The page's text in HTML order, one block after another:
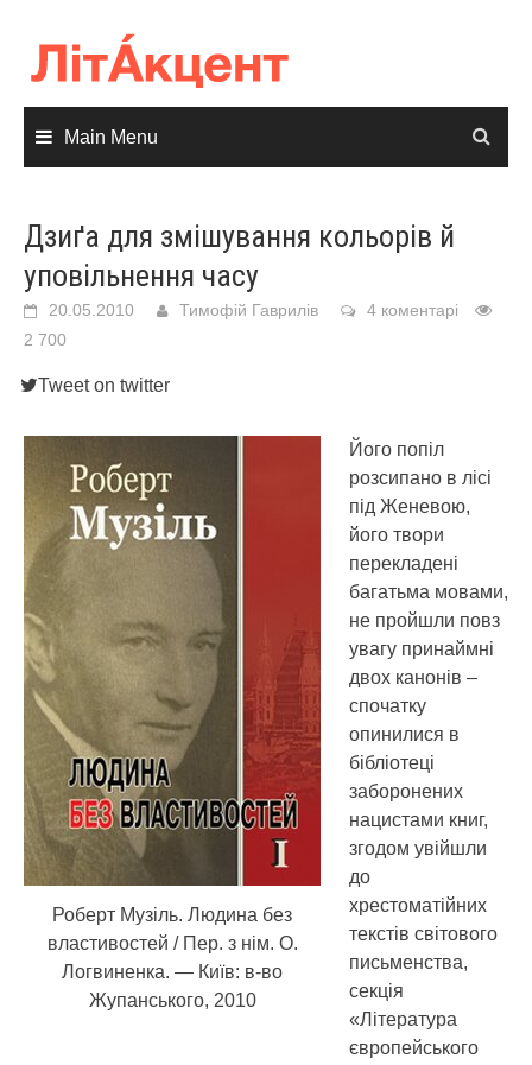
content
Main Menu
Дзиґа для змішування кольорів й
уповільнення часу
20.05.2010 Тимофій Гаврилів
4 коментарі
2 700
Tweet on twitter
Роберт Музіль. Людина без
властивостей / Пер. з нім. О.
Логвиненка. — Київ: в-во
Жупанського, 2010
Його попіл
розсипано в лісі
під Женевою,
його твори
перекладені
багатьма мовами,
не пройшли повз
увагу принаймні
двох канонів –
спочатку
опинилися в
бібліотеці
заборонених
нацистами книг,
згодом увійшли
до
хрестоматійних
текстів світового
письменства,
секція
«Література
європейського